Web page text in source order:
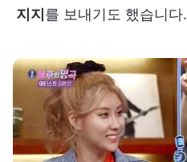
지지 를 보내기도 했습니다.